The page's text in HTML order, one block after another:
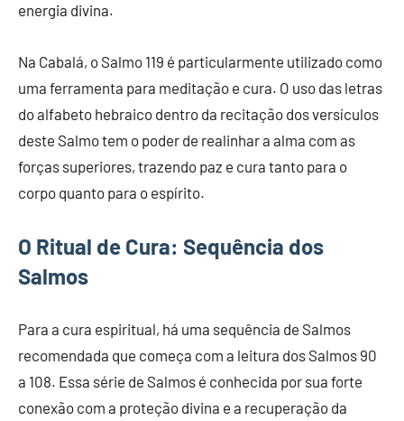
energia divina.
Na Cabalá, o Salmo 119 é particularmente utilizado como
uma ferramenta para meditação e cura. O uso das letras
do alfabeto hebraico dentro da recitação dos versículos
deste Salmo tem o poder de realinhar a alma com as
forças superiores, trazendo paz e cura tanto para o
corpo quanto para o espírito.
O Ritual de Cura: Sequência dos
Salmos
Para a cura espiritual, há uma sequência de Salmos
recomendada que começa com a leitura dos Salmos 90
a 108. Essa série de Salmos é conhecida por sua forte
conexão com a proteção divina e a recuperação da